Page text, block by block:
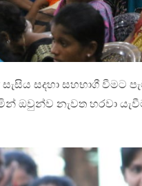
සැසිය සදහා සහභාගී වීමට
ඔවුන්ව නැවත හරවා